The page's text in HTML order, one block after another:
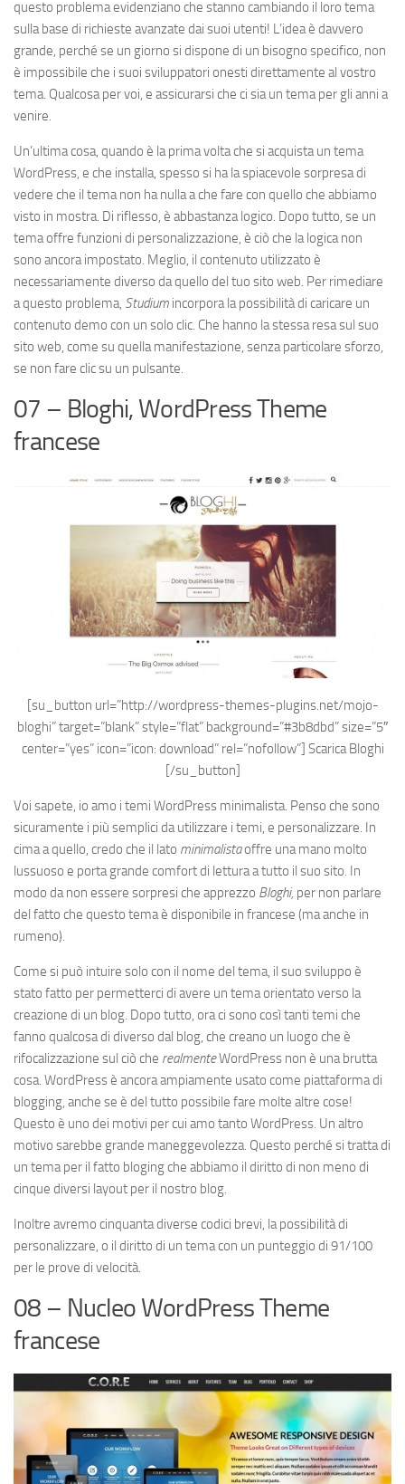
questo problema evidenziano che stanno cambiando il loro tema
sulla base di richieste avanzate dai suoi utenti! L’idea è davvero
grande, perché se un giorno si dispone di un bisogno specifico, non
è impossibile che i suoi sviluppatori onesti direttamente al vostro
tema. Qualcosa per voi, e assicurarsi che ci sia un tema per gli anni a
venire.
Un’ultima cosa, quando è la prima volta che si acquista un tema
WordPress, e che installa, spesso si ha la spiacevole sorpresa di
vedere che il tema non ha nulla a che fare con quello che abbiamo
visto in mostra. Di riflesso, è abbastanza logico. Dopo tutto, se un
tema offre funzioni di personalizzazione, è ciò che la logica non
sono ancora impostato. Meglio, il contenuto utilizzato è
necessariamente diverso da quello del tuo sito web. Per rimediare
a questo problema, Studium incorpora la possibilità di caricare un
contenuto demo con un solo clic. Che hanno la stessa resa sul suo
sito web, come su quella manifestazione, senza particolare sforzo,
se non fare clic su un pulsante.
07 – Bloghi, WordPress Theme
francese
[su_button url=”http://wordpress-themes-plugins.net/mojo-
bloghi” target=”blank” style=”flat” background=”#3b8dbd” size=”5″
center=”yes” icon=”icon: download” rel=”nofollow”] Scarica Bloghi
[/su_button]
Voi sapete, io amo i temi WordPress minimalista. Penso che sono
sicuramente i più semplici da utilizzare i temi, e personalizzare. In
cima a quello, credo che il lato minimalistaoffre una mano molto
lussuoso e porta grande comfort di lettura a tutto il suo sito. In
modo da non essere sorpresi che apprezzo Bloghi, per non parlare
del fatto che questo tema è disponibile in francese (ma anche in
rumeno).
Come si può intuire solo con il nome del tema, il suo sviluppo è
stato fatto per permetterci di avere un tema orientato verso la
creazione di un blog. Dopo tutto, ora ci sono così tanti temi che
fanno qualcosa di diverso dal blog, che creano un luogo che è
rifocalizzazione sul ciò che realmenteWordPress non è una brutta
cosa. WordPress è ancora ampiamente usato come piattaforma di
blogging, anche se è del tutto possibile fare molte altre cose!
Questo è uno dei motivi per cui amo tanto WordPress. Un altro
motivo sarebbe grande maneggevolezza. Questo perché si tratta di
un tema per il fatto bloging che abbiamo il diritto di non meno di
cinque diversi layout per il nostro blog.
Inoltre avremo cinquanta diverse codici brevi, la possibilità di
personalizzare, o il diritto di un tema con un punteggio di 91/100
per le prove di velocità.
08 – Nucleo WordPress Theme
francese